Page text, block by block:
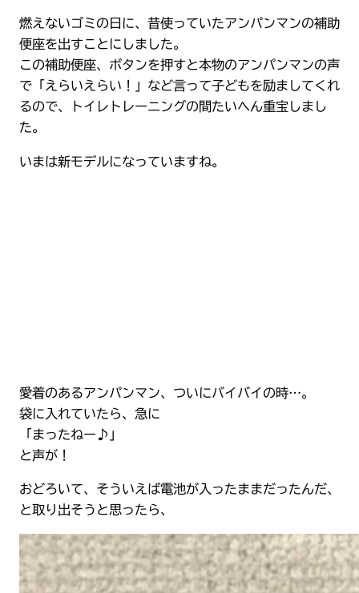
燃えないゴミの日に、昔使っていたアンパンマンの補助
便座を出すことにしました。
この補助便座、ボタンを押すと本物のアンパンマンの声
で「えらいえらい！」など言って子どもを励ましてくれ
るので、トイレトレーニングの間たいへん重宝しまし
た。
いまは新モデルになっていますね。
愛着のあるアンパンマン、ついにバイバイの時…。
袋に入れていたら、急に
「まったねー♪」
と声が！
おどろいて、そういえば電池が入ったままだったんだ、
と取り出そうと思ったら、